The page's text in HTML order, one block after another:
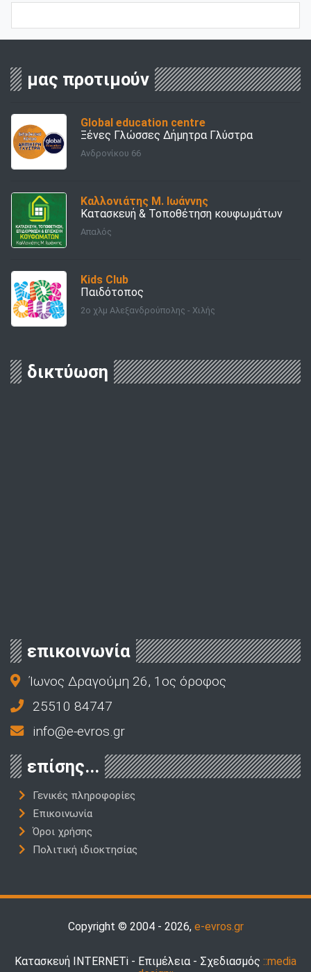
μας προτιμούν
Global education centre
Ξένες Γλώσσες Δήμητρα Γλύστρα
Ανδρονίκου 66
Καλλονιάτης Μ. Ιωάννης
Κατασκευή & Τοποθέτηση κουφωμάτων
Απαλός
Kids Club
Παιδότοπος
2o χλμ Αλεξανδρούπολης - Χιλής
δικτύωση
επικοινωνία
Ίωνος Δραγούμη 26, 1ος όροφος
25510 84747
info@e-evros.gr
επίσης...
Γενικές πληροφορίες
Επικοινωνία
Όροι χρήσης
Πολιτική ιδιοκτησίας
Copyright © 2004 - 2026, e-evros.gr
Κατασκευή INTERNETi - Επιμέλεια - Σχεδιασμός ::media